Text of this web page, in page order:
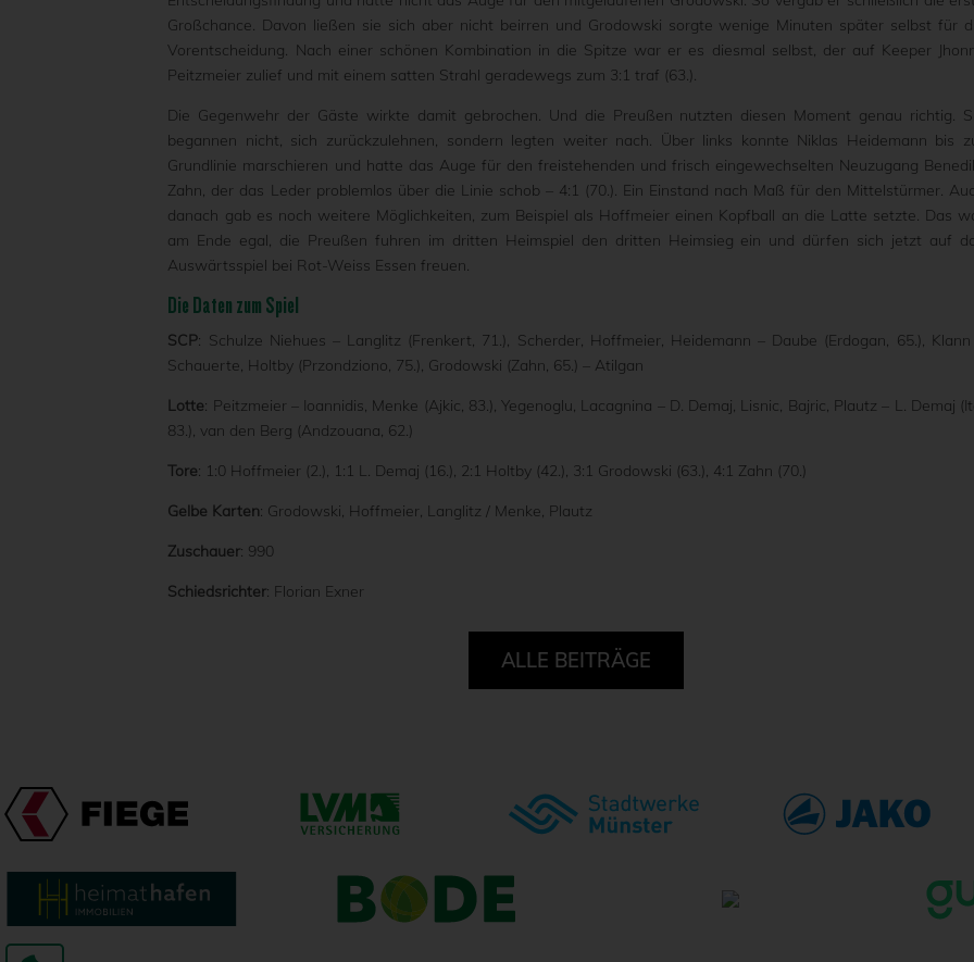
Großchance. Davon ließen sie sich aber nicht beirren und Grodowski sorgte wenige Minuten später selbst für
Vorentscheidung. Nach einer schönen Kombination in die Spitze war er es diesmal selbst, der auf Keeper
Peitzmeier zulief und mit einem satten Strahl geradewegs zum 3:1 traf (63.).
Die Gegenwehr der Gäste wirkte damit gebrochen. Und die Preußen nutzten diesen Moment genau richtig.
begannen nicht, sich zurückzulehnen, sondern legten weiter nach. Über links konnte Niklas Heidemann bis
Grundlinie marschieren und hatte das Auge für den freistehenden und frisch eingewechselten Neuzugang
Zahn, der das Leder problemlos über die Linie schob – 4:1 (70.). Ein Einstand nach Maß für den Mittelstürmer.
danach gab es noch weitere Möglichkeiten, zum Beispiel als Hoffmeier einen Kopfball an die Latte setzte. Das
am Ende egal, die Preußen fuhren im dritten Heimspiel den dritten Heimsieg ein und dürfen sich jetzt auf
Auswärtsspiel bei Rot-Weiss Essen freuen.
Die Daten zum Spiel
SCP: Schulze Niehues – Langlitz (Frenkert, 71.), Scherder, Hoffmeier, Heidemann – Daube (Erdogan, 65.), Klann
Schauerte, Holtby (Przondziono, 75.), Grodowski (Zahn, 65.) – Atilgan
Lotte: Peitzmeier – Ioannidis, Menke (Ajkic, 83.), Yegenoglu, Lacagnina – D. Demaj, Lisnic, Bajric, Plautz – L. Demaj
83.), van den Berg (Andzouana, 62.)
Tore: 1:0 Hoffmeier (2.), 1:1 L. Demaj (16.), 2:1 Holtby (42.), 3:1 Grodowski (63.), 4:1 Zahn (70.)
Gelbe Karten: Grodowski, Hoffmeier, Langlitz / Menke, Plautz
Zuschauer: 990
Schiedsrichter: Florian Exner
ALLE BEITRÄGE